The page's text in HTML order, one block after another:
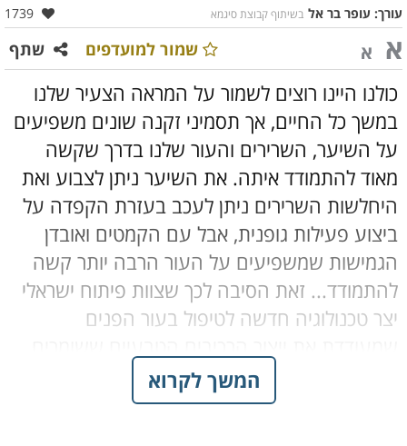
בשיתוף קבוצת סיגמא עורך: עופר בר אל אהבו:
1739
א א שתף שמור למועדפים
כולנו היינו רוצים לשמור על המראה הצעיר שלנו
במשך כל החיים, אך תסמיני זקנה שונים משפיעים
על השיער, השרירים והעור שלנו בדרך שקשה
מאוד להתמודד איתה. את השיער ניתן לצבוע ואת
היחלשות השרירים ניתן לעכב בעזרת הקפדה על
ביצוע פעילות גופנית, אבל עם הקמטים ואובדן
הגמישות שמשפיעים על העור הרבה יותר קשה
להתמודד... זאת הסיבה לכך שצוות פיתוח ישראלי
יצר טכנולוגיה חדשה לטיפול בעור הפנים
עליו בריא וגמיש, ומפחיתים את הופעת הקמטים.
המשך לקרוא